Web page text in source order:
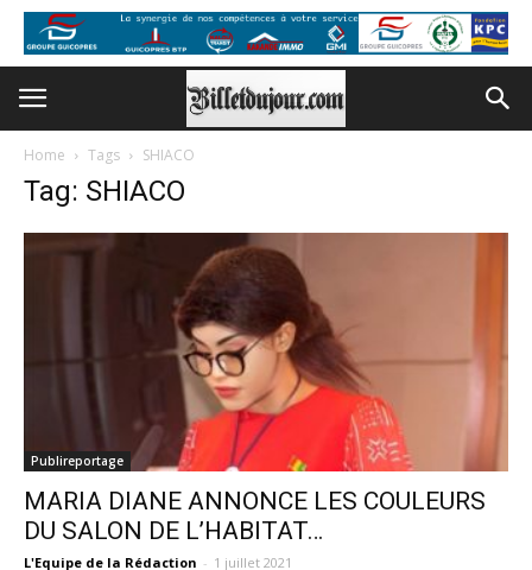
Home Tags SHIACO
Tag: SHIACO
Publireportage
MARIA DIANE ANNONCE LES COULEURS
DU SALON DE L’HABITAT…
L'Equipe de la Rédaction - 1 juillet 2021